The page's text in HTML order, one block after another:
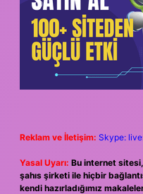
Reklam ve İletişim: Skype:
Yasal Uyarı: Bu internet
şahıs şirketi ile hiçbir
kendi hazırladığımız